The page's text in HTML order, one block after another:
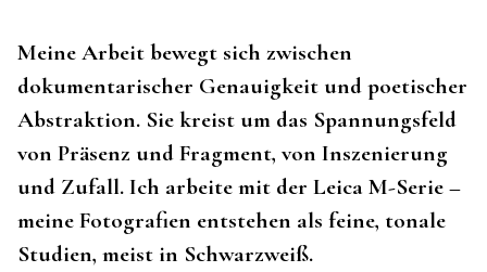
Meine Arbeit bewegt sich zwischen
dokumentarischer Genauigkeit und poetischer
Abstraktion. Sie kreist um das Spannungsfeld
von Präsenz und Fragment, von Inszenierung
und Zufall. Ich arbeite mit der Leica M-Serie –
meine Fotografien entstehen als feine, tonale
Studien, meist in Schwarzweiß.